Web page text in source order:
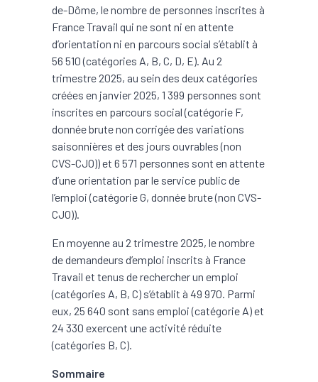
de-Dôme, le nombre de personnes inscrites à
France Travail qui ne sont ni en attente
d’orientation ni en parcours social s’établit à
56 510 (catégories A, B, C, D, E). Au 2
trimestre 2025, au sein des deux catégories
créées en janvier 2025, 1 399 personnes sont
inscrites en parcours social (catégorie F,
donnée brute non corrigée des variations
saisonnières et des jours ouvrables (non
CVS-CJO)) et 6 571 personnes sont en attente
d’une orientation par le service public de
l’emploi (catégorie G, donnée brute (non CVS-
CJO)).
En moyenne au 2 trimestre 2025, le nombre
de demandeurs d’emploi inscrits à France
Travail et tenus de rechercher un emploi
(catégories A, B, C) s’établit à 49 970. Parmi
eux, 25 640 sont sans emploi (catégorie A) et
24 330 exercent une activité réduite
(catégories B, C).
Sommaire